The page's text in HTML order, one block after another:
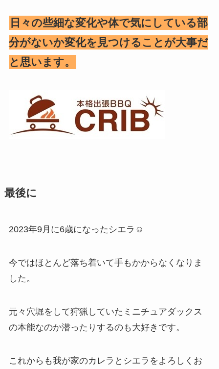
日々の些細な変化や体で気にしている部
分がないか変化を見つけることが大事だ
と思います。
最後に
2023年9月に6歳になったシエラ☺️
今ではほとんど落ち着いて手もかからなくなりま
した。
元々穴堀をして狩猟していたミニチュアダックス
の本能なのか潜ったりするのも大好きです。
これからも我が家のカレラとシエラをよろしくお